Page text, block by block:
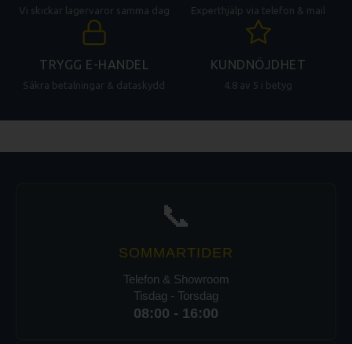
Vi skickar lagervaror samma dag Experthjälp via telefon & mail
TRYGG E-HANDEL
Säkra betalningar & dataskydd
KUNDNÖJDHET
4.8 av 5 i betyg
📞
SOMMARTIDER
Telefon & Showroom
Tisdag - Torsdag
08:00 - 16:00